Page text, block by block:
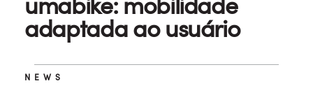
adaptada ao usuário
NEWS